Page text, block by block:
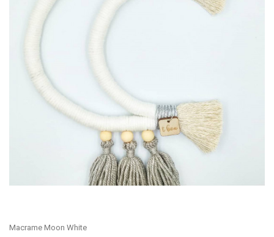
Macrame Moon White